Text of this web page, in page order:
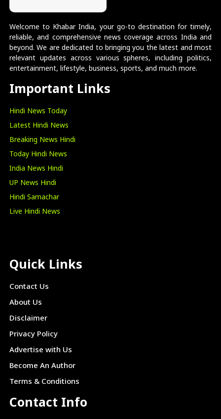
Welcome to Khabar India, your go-to destination for timely,
reliable, and comprehensive news coverage across India and
beyond. We are dedicated to bringing you the latest and most
relevant updates across various spheres, including politics,
entertainment, lifestyle, business, sports, and much more.
Important Links
Hindi News Today
Latest Hindi News
Breaking News Hindi
Today Hindi News
India News Hindi
UP News Hindi
Hindi Samachar
Live Hindi News
Quick Links
Contact Us
About Us
Disclaimer
Privacy Policy
Advertise with Us
Become An Author
Terms & Conditions
Contact Info